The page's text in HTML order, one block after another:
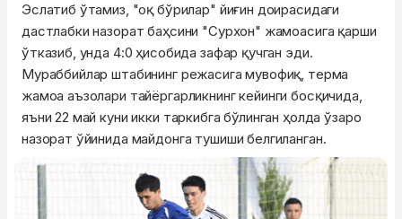
Эслатиб ўтамиз, "оқ бўрилар" йиғин доирасидаги
дастлабки назорат баҳсини "Сурхон" жамоасига қарши
ўтказиб, унда 4:0 ҳисобида зафар қучган эди.
Мураббийлар штабининг режасига мувофиқ, терма
жамоа аъзолари тайёргарликнинг кейинги босқичида,
яъни 22 май куни икки таркибга бўлинган ҳолда ўзаро
назорат ўйинида майдонга тушиши белгиланган.